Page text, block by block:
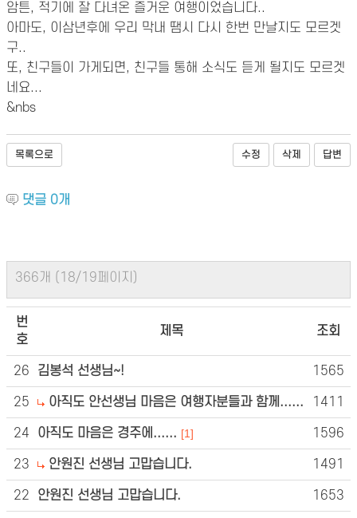
암튼, 적기에 잘 다녀온 즐거운 여행이었습니다..
아마도, 이삼년후에 우리 막내 땜시 다시 한번 만날지도 모르겟
구..
또, 친구들이 가게되면, 친구들 통해 소식도 듣게 될지도 모르겟
네요...
&nbs
목록으로 수정 삭제 답변
댓글 0개
366개 (18/19페이지)
번
호
제목 조회
26 김봉석 선생님~! 1565
25 아직도 안선생님 마음은 여행자분들과 함께...... 1411
24 아직도 마음은 경주에...... [1] 1596
23 안원진 선생님 고맙습니다. 1491
22 안원진 선생님 고맙습니다. 1653